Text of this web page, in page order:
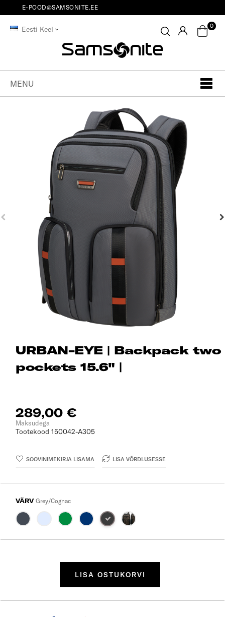
E-POOD@SAMSONITE.EE
Eesti Keel 0
MENU
URBAN-EYE | Backpack two
pockets 15.6" |
289,00 €
Maksudega
Tootekood 150042-A305
SOOVINIMEKIRJA LISAMA LISA VÕRDLUSESSE
VÄRV Grey/Cognac
LISA OSTUKORVI